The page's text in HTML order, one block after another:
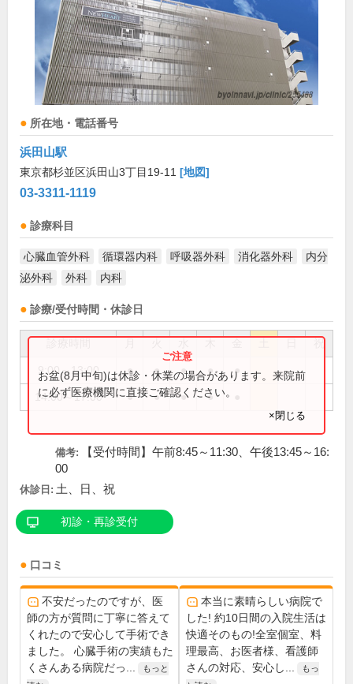
所在地・電話番号
浜田山駅
東京都杉並区浜田山3丁目19-11 [地図]
03-3311-1119
診療科目
心臓血管外科 循環器内科 呼吸器外科 消化器外科
内分
泌外科
外科 内科
診療/受付時間・休診日
祝
9:00～13:00 ● ● ● ● ●
14:00～17:00 ● ● ● ●
お盆(8月中旬)は休診・休業の場合があります。来院前
に必ず医療機関に直接ご確認ください。
×閉じる
備考:
【受付時間】午前8:45～11:30、午後13:45～16:
00
休診日: 土、日、祝
初診・再診受付
口コミ
不安だったのですが、医
師の方が質問に丁寧に答えて
くれたので安心して手術でき
ました。 心臓手術の実績もた
くさんある病院だっ...
もっと
本当に素晴らしい病院で
した! 約10日間の入院生活は
快適そのもの!全室個室、料
理最高、お医者様、看護師
さんの対応、安心し...
もっ